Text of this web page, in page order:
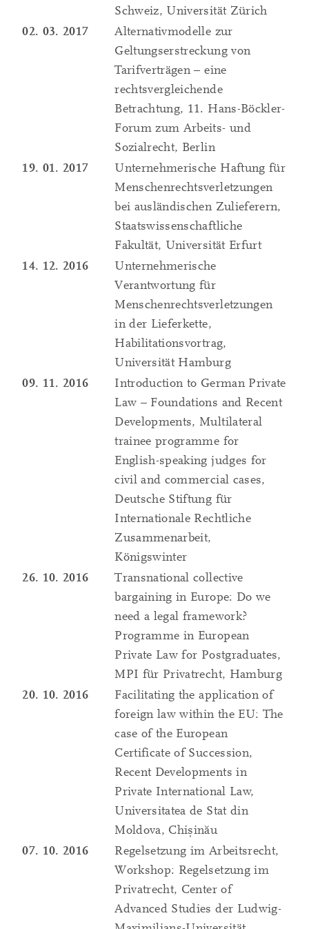
Schweiz, Universität Zürich
02. 03. 2017
Alternativmodelle zur
Geltungserstreckung von
Tarifverträgen – eine
rechtsvergleichende
Betrachtung, 11. Hans-Böckler-
Forum zum Arbeits- und
Sozialrecht, Berlin
19. 01. 2017
Unternehmerische Haftung für
Menschenrechtsverletzungen
bei ausländischen Zulieferern,
Staatswissenschaftliche
Fakultät, Universität Erfurt
14. 12. 2016
Unternehmerische
Verantwortung für
Menschenrechtsverletzungen
in der Lieferkette,
Habilitationsvortrag,
Universität Hamburg
09. 11. 2016
Introduction to German Private
Law – Foundations and Recent
Developments, Multilateral
trainee programme for
English-speaking judges for
civil and commercial cases,
Deutsche Stiftung für
Internationale Rechtliche
Zusammenarbeit,
Königswinter
26. 10. 2016
Transnational collective
bargaining in Europe: Do we
need a legal framework?
Programme in European
Private Law for Postgraduates,
MPI für Privatrecht, Hamburg
20. 10. 2016
Facilitating the application of
foreign law within the EU: The
case of the European
Certificate of Succession,
Recent Developments in
Private International Law,
Universitatea de Stat din
Moldova, Chișinău
07. 10. 2016
Regelsetzung im Arbeitsrecht,
Workshop: Regelsetzung im
Privatrecht, Center of
Advanced Studies der Ludwig-